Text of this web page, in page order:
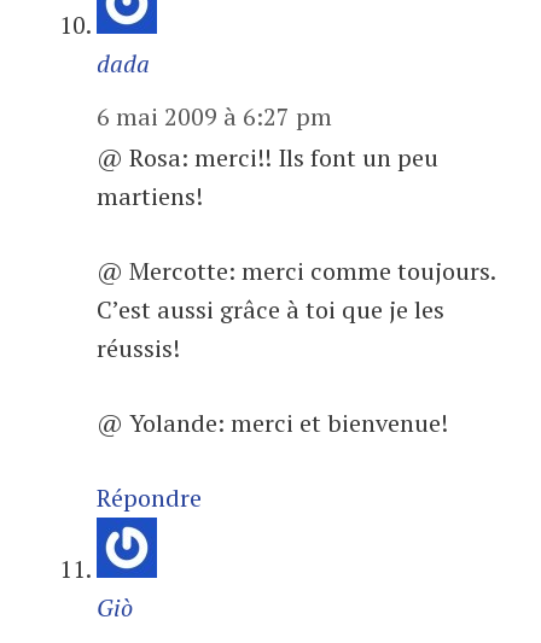
dada
6 mai 2009 à 6:27 pm
@ Rosa: merci!! Ils font un peu
martiens!
@ Mercotte: merci comme toujours.
C’est aussi grâce à toi que je les
réussis!
@ Yolande: merci et bienvenue!
Répondre
Giò